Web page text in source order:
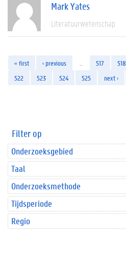
Mark Yates
Literatuurwetenschap
« first ‹ previous 517 518
522
523 524 525 next ›
Filter op
Onderzoeksgebied
Taal
Onderzoeksmethode
Tijdsperiode
Regio